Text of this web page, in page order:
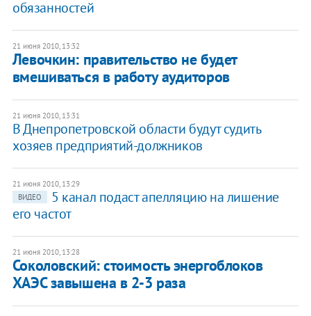
обязанностей
21 июня 2010, 13:32
Левочкин: правительство не будет
вмешиваться в работу аудиторов
21 июня 2010, 13:31
В Днепропетровской области будут судить
хозяев предприятий-должников
21 июня 2010, 13:29
ВИДЕО
5 канал подаст апелляцию на лишение
его частот
21 июня 2010, 13:28
Соколовский: стоимость энергоблоков
ХАЭС завышена в 2-3 раза